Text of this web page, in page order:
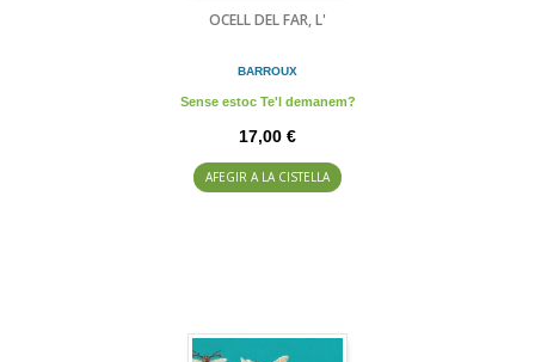
OCELL DEL FAR, L'
BARROUX
Sense estoc Te'l demanem?
17,00 €
AFEGIR A LA CISTELLA